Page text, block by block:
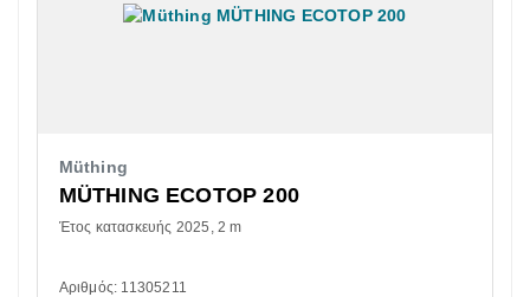
Müthing
MÜTHING ECOTOP 200
Έτος κατασκευής 2025 2 m
Αριθμός: 11305211